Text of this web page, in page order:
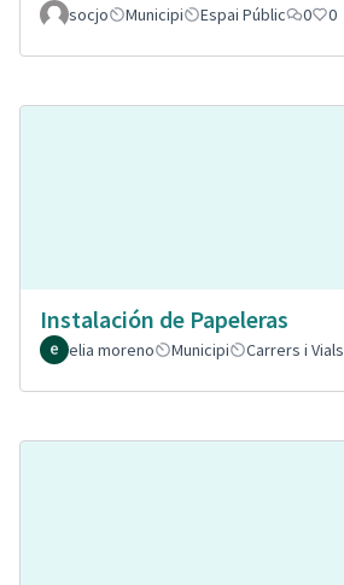
socjo
Municipi Espai Públic 0 0
Instalación de Papeleras
elia moreno
Municipi Carrers i Vials